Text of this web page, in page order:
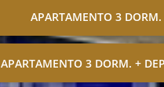
APARTAMENTO 3 DORM.
APARTAMENTO 3 DORM. +